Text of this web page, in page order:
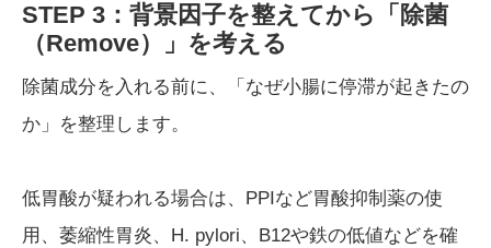
STEP 3：背景因子を整えてから「除菌
（Remove）」を考える
除菌成分を入れる前に、「なぜ小腸に停滞が起きたの
か」を整理します。
低胃酸が疑われる場合は、PPIなど胃酸抑制薬の使
用、萎縮性胃炎、H. pylori、B12や鉄の低値などを確